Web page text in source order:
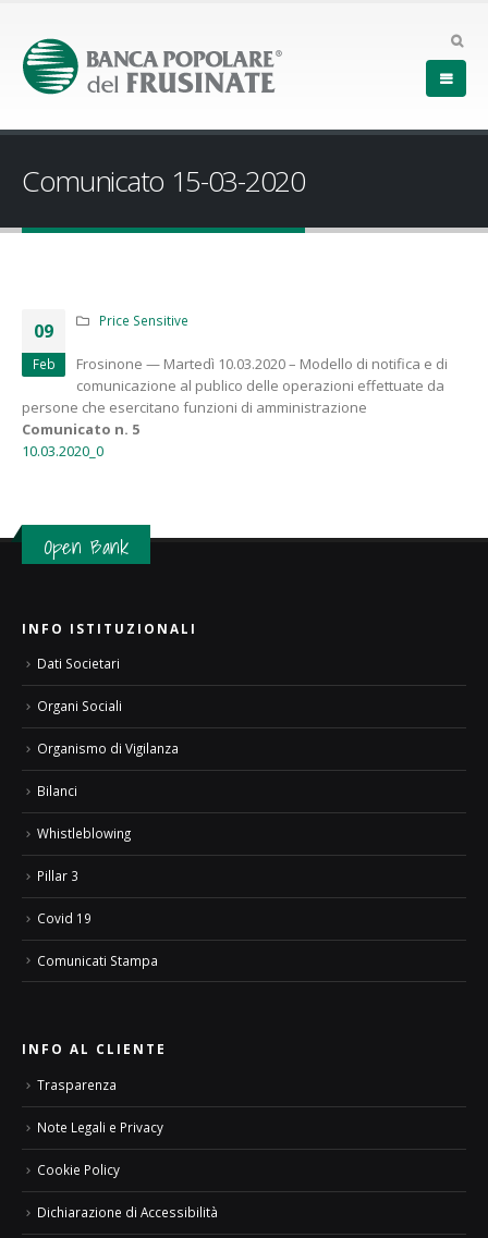
Comunicato 15-03-2020
09
Feb
Price Sensitive
Frosinone — Martedì 10.03.2020 – Modello di notifica e di
comunicazione al publico delle operazioni effettuate da
persone che esercitano funzioni di amministrazione
Comunicato n. 5
10.03.2020_0
Open Bank
INFO ISTITUZIONALI
Dati Societari
Organi Sociali
Organismo di Vigilanza
Bilanci
Whistleblowing
Pillar 3
Covid 19
Comunicati Stampa
INFO AL CLIENTE
Trasparenza
Note Legali e Privacy
Cookie Policy
Dichiarazione di Accessibilità